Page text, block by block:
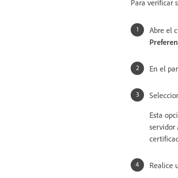
Para verificar
Abre el
En el
Esta
servidor
Realice